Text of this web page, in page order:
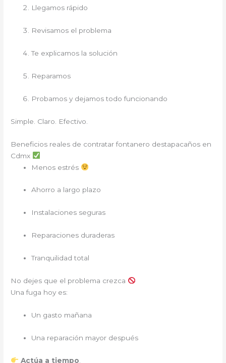
Llegamos rápido
Revisamos el problema
Te explicamos la solución
Reparamos
Probamos y dejamos todo funcionando
Simple. Claro. Efectivo.
Beneficios reales de contratar fontanero destapacaños en
Cdmx
Menos estrés
Ahorro a largo plazo
Instalaciones seguras
Reparaciones duraderas
Tranquilidad total
No dejes que el problema crezca
Una fuga hoy es:
Un gasto mañana
Una reparación mayor después
Actúa a tiempo